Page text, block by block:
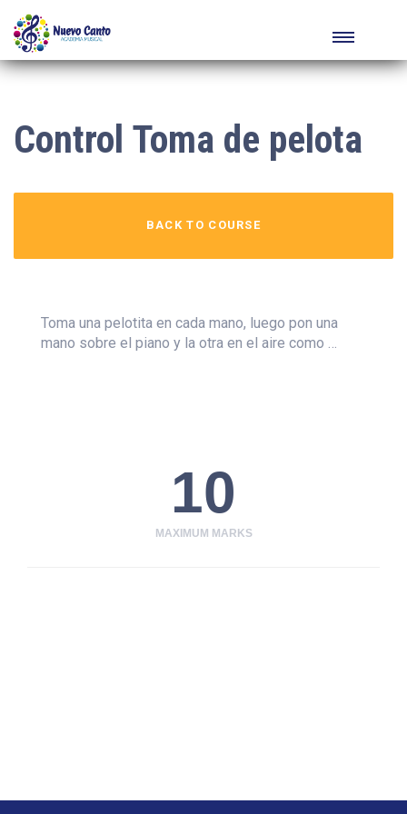
Control Toma de pelota
BACK TO COURSE
Toma una pelotita en cada mano, luego pon una
mano sobre el piano y la otra en el aire como …
10
MAXIMUM MARKS